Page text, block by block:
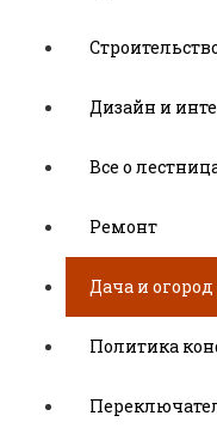
Дизайн и
Все о
Ремонт
Дача и огород
Политика